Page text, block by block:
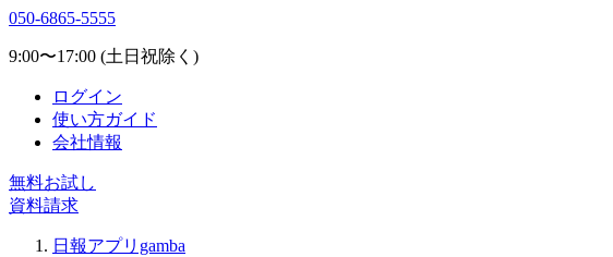
050-6865-5555
9:00〜17:00 (土日祝除く)
ログイン
使い方ガイド
会社情報
無料お試し
資料請求
日報アプリgamba